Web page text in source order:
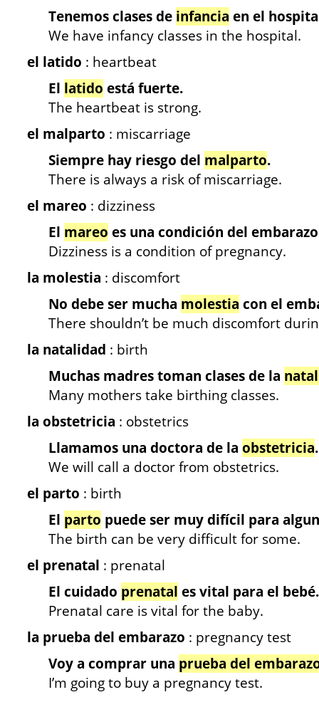
Tenemos clases de infancia en el
We have infancy classes in the hospital.
el latido : heartbeat
El latido está fuerte.
The heartbeat is strong.
el malparto : miscarriage
Siempre hay riesgo del malparto.
There is always a risk of miscarriage.
el mareo : dizziness
El mareo es una condición del
Dizziness is a condition of pregnancy.
la molestia : discomfort
No debe ser mucha molestia con el
There shouldn’t be much discomfort
la natalidad : birth
Muchas madres toman clases de la
Many mothers take birthing classes.
la obstetricia : obstetrics
Llamamos una doctora de la obstetricia.
We will call a doctor from obstetrics.
el parto : birth
El parto puede ser muy difícil para
The birth can be very difficult for some.
el prenatal : prenatal
El cuidado prenatal es vital para el bebé.
Prenatal care is vital for the baby.
la prueba del embarazo : pregnancy test
Voy a comprar una prueba del
I’m going to buy a pregnancy test.